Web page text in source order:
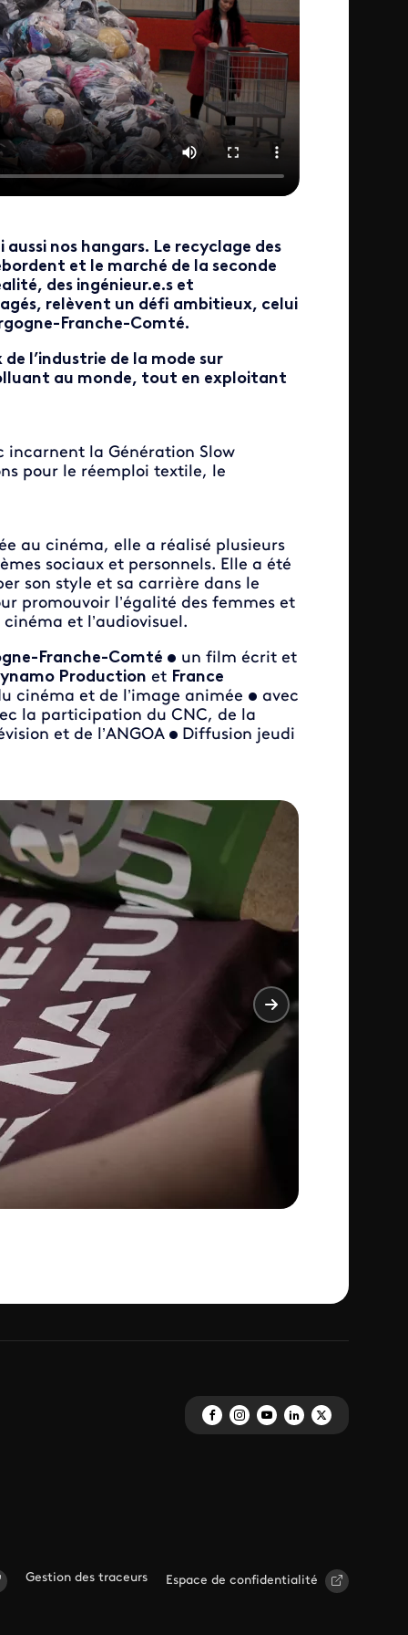
nos hangars. Le recyclage des
et le marché de la seconde
des ingénieur.e.s et
relèvent un défi ambitieux, celui
Franche-Comté.
l’industrie de la mode sur
au monde, tout en exploitant
incarnent la Génération Slow
pour le réemploi textile, le
au cinéma, elle a réalisé plusieurs
sociaux et personnels. Elle a été
son style et sa carrière dans le
promouvoir l’égalité des femmes et
et l’audiovisuel.
Franche-Comté • un film écrit et
Production et France
cinéma et de l’image animée • avec
la participation du CNC, de la
et de l’ANGOA • Diffusion jeudi
Gestion des traceurs Espace de confidentialité